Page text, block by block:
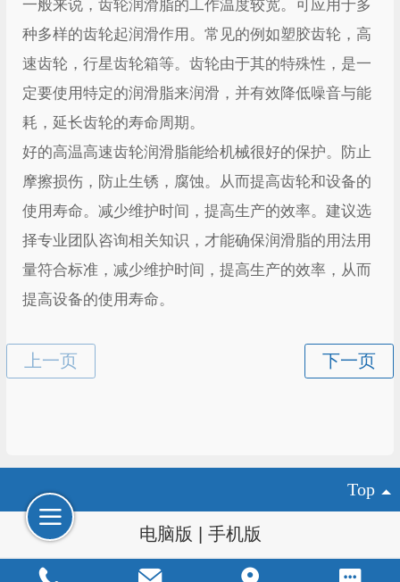
一般来说，齿轮润滑脂的工作温度较宽。可应用于多
种多样的齿轮起润滑作用。常见的例如塑胶齿轮，高
速齿轮，行星齿轮箱等。齿轮由于其的特殊性，是一
定要使用特定的润滑脂来润滑，并有效降低噪音与能
耗，延长齿轮的寿命周期。
好的高温高速齿轮润滑脂能给机械很好的保护。防止
摩擦损伤，防止生锈，腐蚀。从而提高齿轮和设备的
使用寿命。减少维护时间，提高生产的效率。建议选
择专业团队咨询相关知识，才能确保润滑脂的用法用
量符合标准，减少维护时间，提高生产的效率，从而
提高设备的使用寿命。
Top
电脑版 手机版